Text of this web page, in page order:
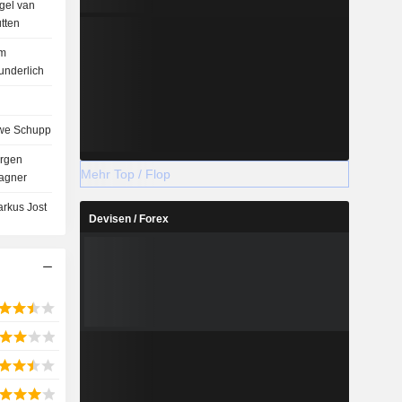
van
Schupp
Jost
Mehr Top / Flop
Devisen / Forex